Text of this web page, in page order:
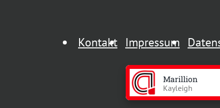
Kontakt Impressum
Marillion
Kayleigh